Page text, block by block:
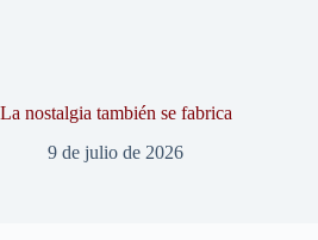
La nostalgia también se fabrica
9 de julio de 2026